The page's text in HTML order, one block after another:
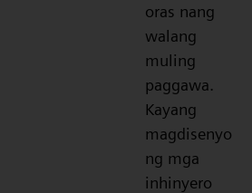
oras nang
walang
muling
paggawa.
Kayang
magdisenyo
ng mga
inhinyero